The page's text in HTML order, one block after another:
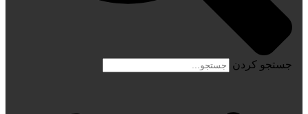
جستجو کردن